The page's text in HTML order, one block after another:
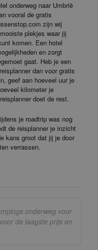
onderweg naar Umbrië
vooral de gratis
zijn wij
plekjes waar jij
komen. Een hotel
en zorgt
gaat. Heb je een
dan voor gratis
geef aan hoeveel uur je
kilometer je
doet de rest.
je roadtrip was nog
de reisplanner je inzicht
kans groot dat jij je door
verrassen.
onderweg voor
de laagste prijs en